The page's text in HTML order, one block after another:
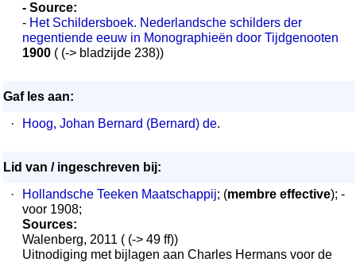
- Source:
- Het Schildersboek. Nederlandsche schilders der
negentiende eeuw in Monographieën door Tijdgenooten
1900 ( (-> bladzijde 238))
Gaf les aan:
·
Hoog, Johan Bernard (Bernard) de.
Lid van / ingeschreven bij:
·
Hollandsche Teeken Maatschappij; (membre effective); -
voor 1908;
Sources:
Walenberg, 2011 ( (-> 49 ff))
Uitnodiging met bijlagen aan Charles Hermans voor de